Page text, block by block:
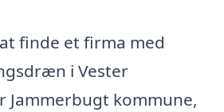
finde et firma med
i Vester
Jammerbugt kommune,